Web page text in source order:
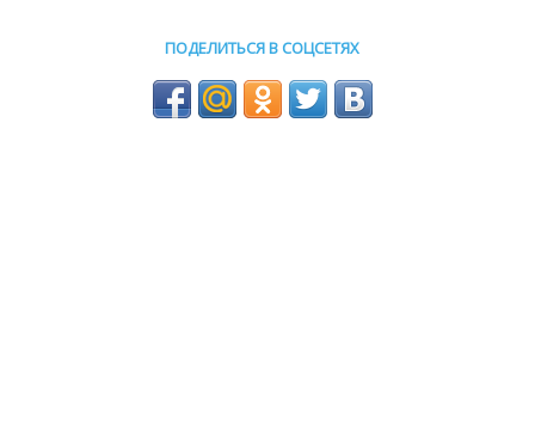
ПОДЕЛИТЬСЯ В СОЦСЕТЯХ